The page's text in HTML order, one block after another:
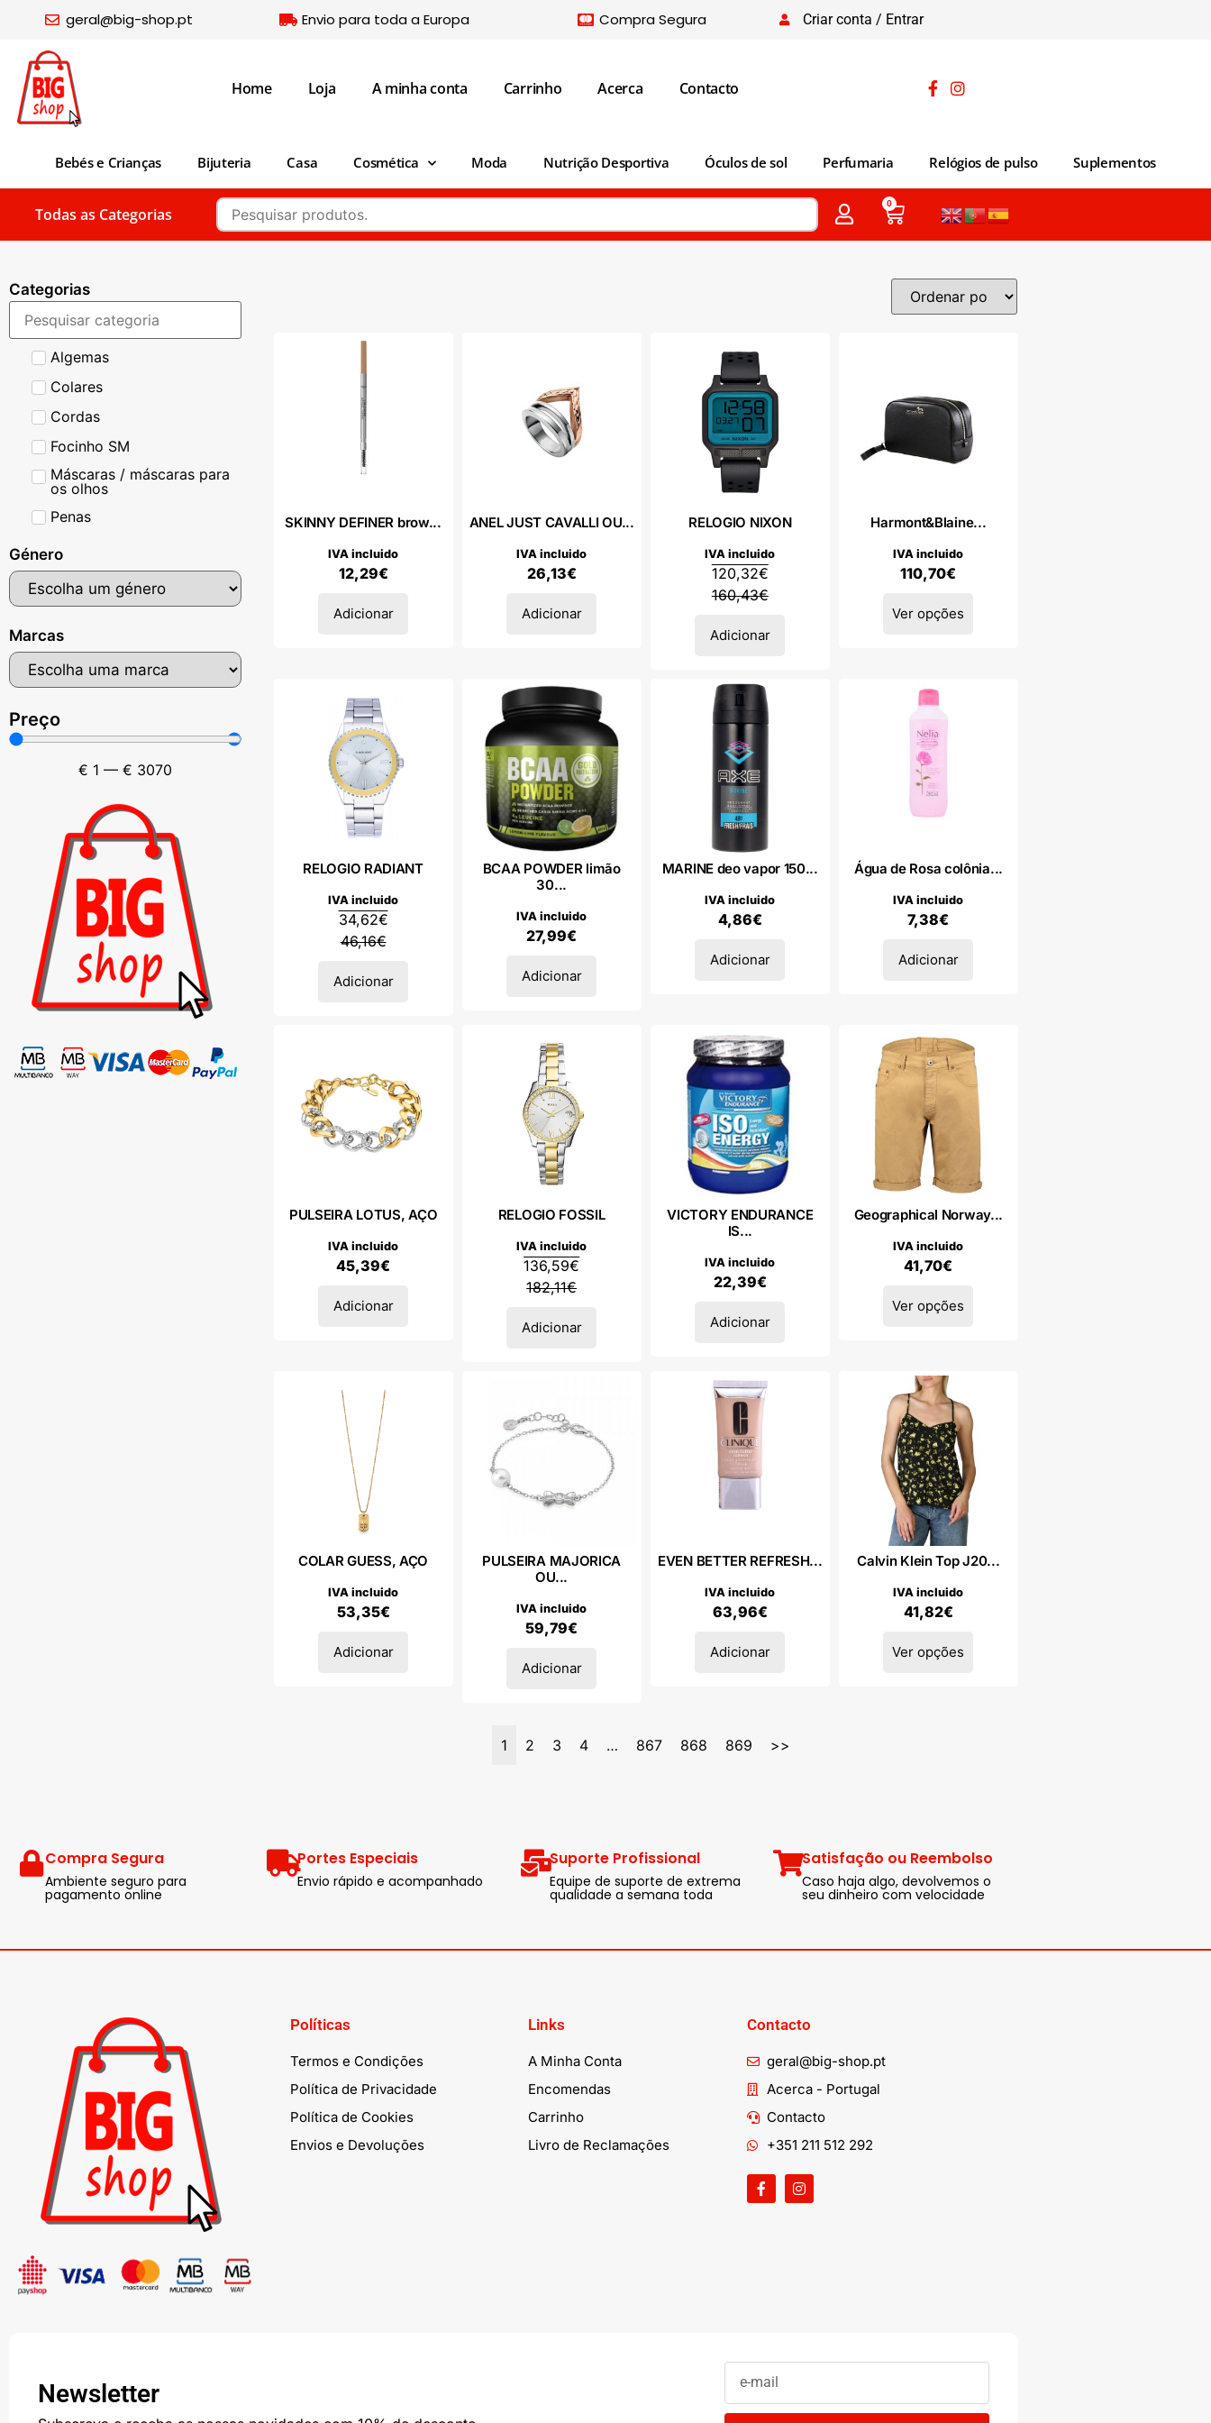
geral@big-shop.pt Envio para toda a Europa Compra Segura Criar conta / Entrar
Home Loja A minha conta Carrinho Acerca Contacto
Bebés e Crianças Bijuteria Casa Cosmética Moda Nutrição Desportiva Óculos de sol Perfumaria Relógios de pulso Suplementos
Todas as Categorias
0
Categorias
Algemas
Colares
Cordas
Focinho SM
Máscaras / máscaras para
os olhos
Penas
Género
Marcas
Preço
€ 1 — € 3070
SKINNY DEFINER brow...
12,29€
IVA incluido
Adicionar
ANEL JUST CAVALLI OU...
26,13€
IVA incluido
Adicionar
RELOGIO NIXON
160,43€
120,32€
IVA incluido
Adicionar
Harmont&Blaine...
110,70€
IVA incluido
Ver opções
RELOGIO RADIANT
46,16€
34,62€
IVA incluido
Adicionar
BCAA POWDER limão
30...
27,99€
IVA incluido
Adicionar
MARINE deo vapor 150...
4,86€
IVA incluido
Adicionar
Água de Rosa colônia...
7,38€
IVA incluido
Adicionar
PULSEIRA LOTUS, AÇO
45,39€
IVA incluido
Adicionar
RELOGIO FOSSIL
182,11€
136,59€
IVA incluido
Adicionar
VICTORY ENDURANCE
IS...
22,39€
IVA incluido
Adicionar
Geographical Norway...
41,70€
IVA incluido
Ver opções
COLAR GUESS, AÇO
53,35€
IVA incluido
Adicionar
PULSEIRA MAJORICA
OU...
59,79€
IVA incluido
Adicionar
EVEN BETTER REFRESH...
63,96€
IVA incluido
Adicionar
Calvin Klein Top J20...
41,82€
IVA incluido
Ver opções
1 2 3 4 … 867 868 869 >>
Compra Segura
Ambiente seguro para
pagamento online
Portes Especiais
Envio rápido e acompanhado
Suporte Profissional
Equipe de suporte de extrema
qualidade a semana toda
Satisfação ou Reembolso
Caso haja algo, devolvemos o
seu dinheiro com velocidade
Políticas
Termos e Condições
Política de Privacidade
Política de Cookies
Envios e Devoluções
Links
A Minha Conta
Encomendas
Carrinho
Livro de Reclamações
Contacto
geral@big-shop.pt
Acerca - Portugal
Contacto
+351 211 512 292
Newsletter